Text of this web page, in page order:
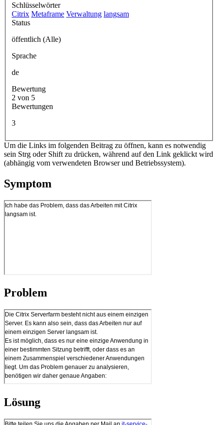
Schlüsselwörter
Citrix Metaframe Verwaltung langsam
Status
öffentlich (Alle)
Sprache
de
Bewertung
2 von 5
Bewertungen
3
Um die Links im folgenden Beitrag zu öffnen, kann es notwendig
sein Strg oder Shift zu drücken, während auf den Link geklickt wird
(abhängig vom verwendeten Browser und Betriebssystem).
Symptom
Problem
Lösung